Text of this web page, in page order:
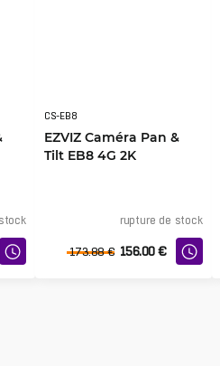
CS-EB8
EZVIZ Caméra Pan &
Tilt EB8 4G 2K
rupture de stock
173.88 € 156.00 €